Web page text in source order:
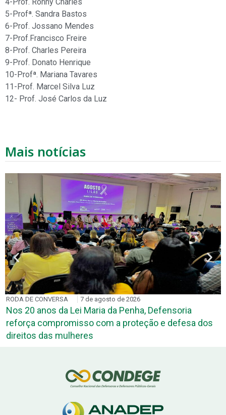
5-Profª. Sandra Bastos
6-Prof. Jossano Mendes
7-Prof.Francisco Freire
8-Prof. Charles Pereira
9-Prof. Donato Henrique
10-Profª. Mariana Tavares
11-Prof. Marcel Silva Luz
12- Prof. José Carlos da Luz
Mais notícias
RODA DE CONVERSA 7 de agosto de 2026
Nos 20 anos da Lei Maria da Penha, Defensoria
reforça compromisso com a proteção e defesa dos
direitos das mulheres